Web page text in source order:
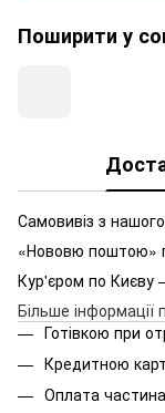
Поширити у
Самовивіз з
«Нововю поштою»
Кур'єром по Києву
Більше інформації
Готівкою при
Кредитною
Оплата